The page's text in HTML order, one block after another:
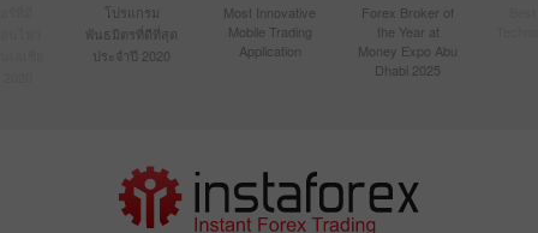
โปรแกรม
พันธมิตรที่ดีที่สุด
ประจำปี 2020
Most Innovative
Mobile Trading
Application
Forex Broker of
the Year at
Money Expo Abu
Dhabi 2025